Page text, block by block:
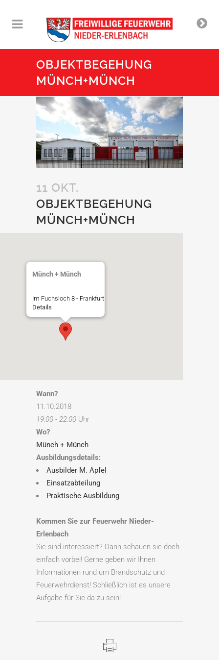
OBJEKTBEGEHUNG
MÜNCH+MÜNCH
11 OKT.
OBJEKTBEGEHUNG
MÜNCH+MÜNCH
Münch + Münch
Im Fuchsloch 8 - Frankfurt
Details
Wann?
11.10.2018
19:00 - 22:00 Uhr
Wo?
Münch + Münch
Ausbildungsdetails:
Ausbilder M. Apfel
Einsatzabteilung
Praktische Ausbildung
Kommen Sie zur Feuerwehr Nieder-
Erlenbach
Sie sind interessiert? Dann schauen sie doch
einfach vorbei! Gerne geben wir Ihnen
Informationen rund um Brandschutz und
Feuerwehrdienst! Schließlich ist es unsere
Aufgabe für Sie da zu sein!